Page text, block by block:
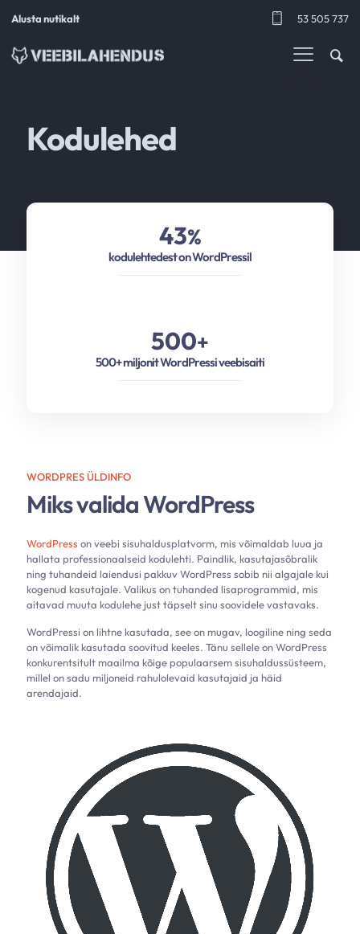
Alusta nutikalt 53 505 737
Kodulehed
43%
kodulehtedest on WordPressil
500+
500+ miljonit WordPressi veebisaiti
WORDPRES ÜLDINFO
Miks valida WordPress
WordPress on veebi sisuhaldusplatvorm, mis võimaldab luua ja
hallata professionaalseid kodulehti. Paindlik, kasutajasõbralik
ning tuhandeid laiendusi pakkuv WordPress sobib nii algajale kui
kogenud kasutajale. Valikus on tuhanded lisaprogrammid, mis
aitavad muuta kodulehe just täpselt sinu soovidele vastavaks.
WordPressi on lihtne kasutada, see on mugav, loogiline ning seda
on võimalik kasutada soovitud keeles. Tänu sellele on WordPress
konkurentsitult maailma kõige populaarsem sisuhaldussüsteem,
millel on sadu miljoneid rahulolevaid kasutajaid ja häid
arendajaid.